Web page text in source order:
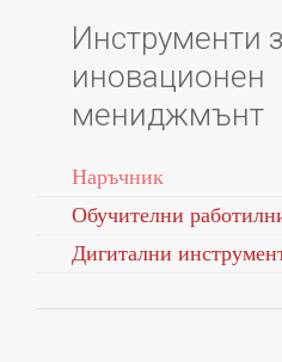
Инструменти
иновационен
мениджмънт
Наръчник
Обучителни
Дигитални